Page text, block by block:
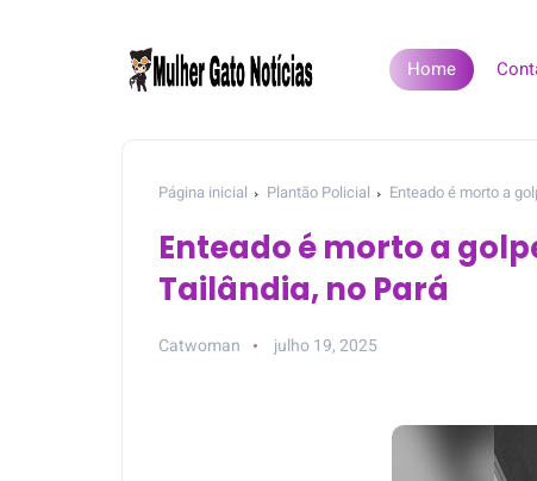
Home
Página inicial Plantão Policial Enteado é morto a
Enteado é morto a
Tailândia, no Pará
Catwoman julho 19, 2025